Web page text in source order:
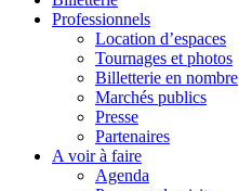
Professionnels
Location d’espaces
Tournages et photos
Billetterie en nombre
Marchés publics
Presse
Partenaires
A voir à faire
Agenda